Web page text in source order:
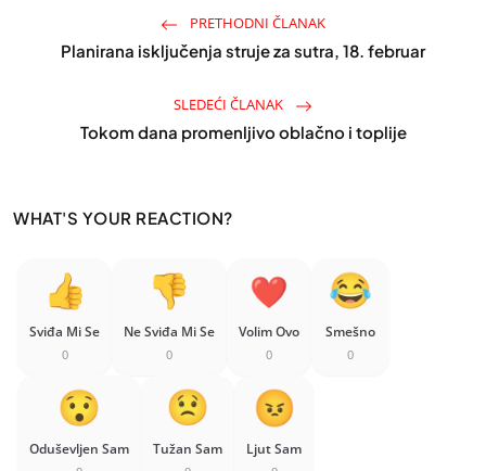
PRETHODNI ČLANAK
Planirana isključenja struje za sutra, 18. februar
SLEDEĆI ČLANAK
Tokom dana promenljivo oblačno i toplije
WHAT'S YOUR REACTION?
Sviđa Mi Se
0
Ne Sviđa Mi Se
0
Volim Ovo
0
Smešno
0
Oduševljen Sam Tužan Sam Ljut Sam